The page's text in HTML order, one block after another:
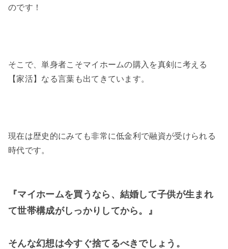
のです！
そこで、単身者こそマイホームの購入を真剣に考える
【家活】なる言葉も出てきています。
現在は歴史的にみても非常に低金利で融資が受けられる
時代です。
『マイホームを買うなら、結婚して子供が生まれ
て世帯構成がしっかりしてから。』
そんな幻想は今すぐ捨てるべきでしょう。